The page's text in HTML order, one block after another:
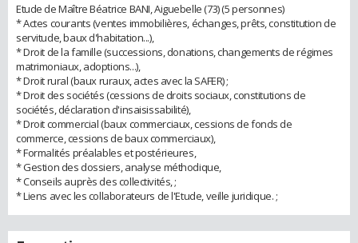
Etude de Maître Béatrice BANI, Aiguebelle (73) (5 personnes)
* Actes courants (ventes immobilières, échanges, prêts, constitution de
servitude, baux d'habitation...),
* Droit de la famille (successions, donations, changements de régimes
matrimoniaux, adoptions...),
* Droit rural (baux ruraux, actes avec la SAFER) ;
* Droit des sociétés (cessions de droits sociaux, constitutions de
sociétés, déclaration d'insaisissabilité),
* Droit commercial (baux commerciaux, cessions de fonds de
commerce, cessions de baux commerciaux),
* Formalités préalables et postérieures,
* Gestion des dossiers, analyse méthodique,
* Conseils auprès des collectivités, ;
* Liens avec les collaborateurs de l'Etude, veille juridique. ;